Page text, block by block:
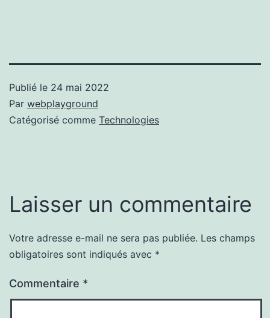
Publié le 24 mai 2022
Par webplayground
Catégorisé comme Technologies
Laisser un commentaire
Votre adresse e-mail ne sera pas publiée. Les champs
obligatoires sont indiqués avec *
Commentaire *